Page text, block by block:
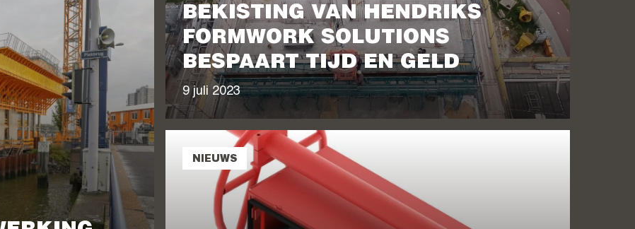
BEKISTING VAN HENDRIKS
FORMWORK SOLUTIONS
BESPAART TIJD EN GELD
9 juli 2023
NIEUWS